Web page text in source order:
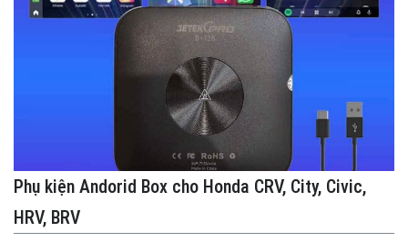
Phụ kiện Andorid Box cho Honda CRV, City, Civic,
HRV, BRV